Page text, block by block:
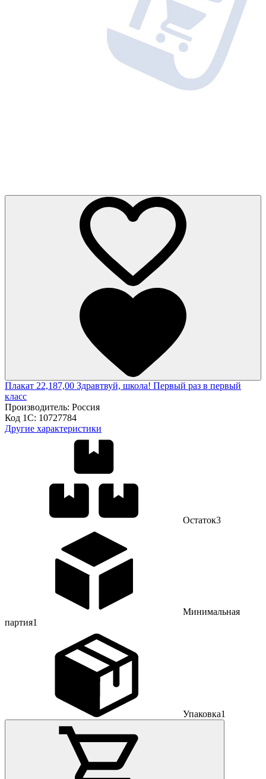
Плакат 22,187,00 Здравтвуй, школа! Первый раз в первый
класс
Производитель: Россия
Код 1С: 10727784
Другие характеристики
Остаток3
Минимальная
партия1
Упаковка1